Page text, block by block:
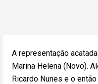
A representação
Marina Helena (Novo).
Ricardo Nunes e o